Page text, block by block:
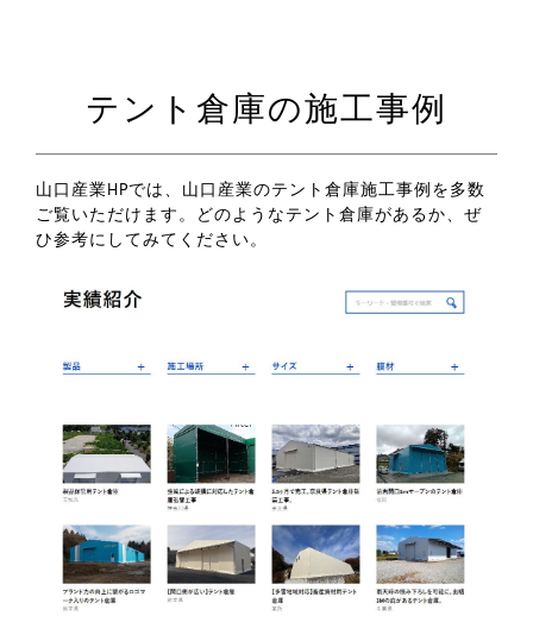
テント倉庫の施工事例
山口産業HPでは、山口産業のテント倉庫施工事例を多数
ご覧いただけます。どのようなテント倉庫があるか、ぜ
ひ参考にしてみてください。